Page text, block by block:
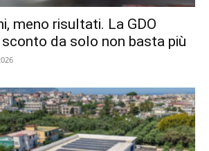
meno risultati. La GDO
da solo non basta più